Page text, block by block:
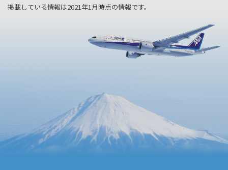
掲載している情報は2021年1月時点の情報です。